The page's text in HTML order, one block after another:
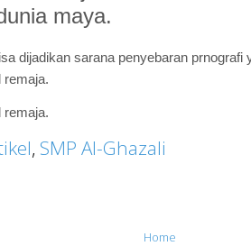
maya.
dijadikan sarana penyebaran prnografi
remaja.
remaja.
, SMP Al-Ghazali
Home